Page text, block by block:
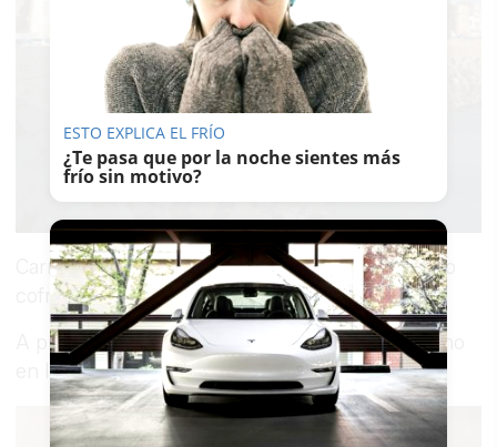
Carmen Collado: "No he querido atacar al mundo
cofrade"
A prisión tras dispararle en la cabeza a un vecino
en la zona Sur
ESTO EXPLICA EL FRÍO
¿Te pasa que por la noche sientes más
frío sin motivo?